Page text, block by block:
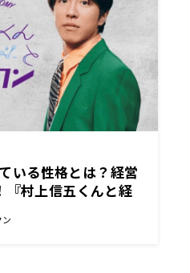
いる性格とは？経営
『村上信五くんと経